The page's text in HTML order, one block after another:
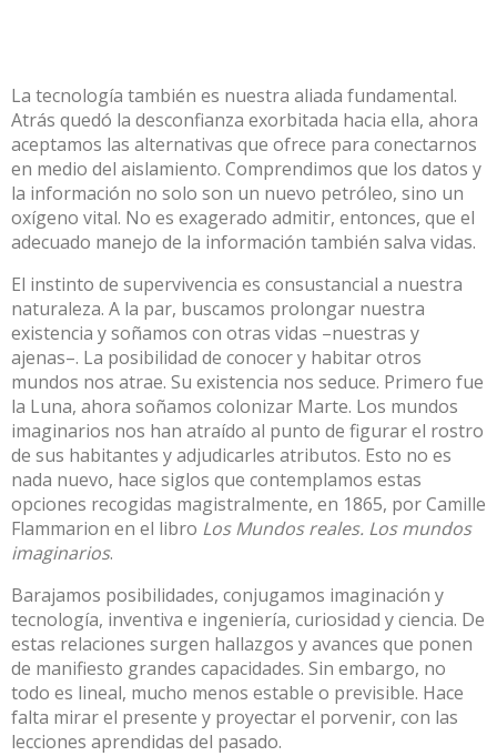
La tecnología también es nuestra aliada fundamental.
Atrás quedó la desconfianza exorbitada hacia ella, ahora
aceptamos las alternativas que ofrece para conectarnos
en medio del aislamiento. Comprendimos que los datos y
la información no solo son un nuevo petróleo, sino un
oxígeno vital. No es exagerado admitir, entonces, que el
adecuado manejo de la información también salva vidas.
El instinto de supervivencia es consustancial a nuestra
naturaleza. A la par, buscamos prolongar nuestra
existencia y soñamos con otras vidas –nuestras y
ajenas–. La posibilidad de conocer y habitar otros
mundos nos atrae. Su existencia nos seduce. Primero fue
la Luna, ahora soñamos colonizar Marte. Los mundos
imaginarios nos han atraído al punto de figurar el rostro
de sus habitantes y adjudicarles atributos. Esto no es
nada nuevo, hace siglos que contemplamos estas
opciones recogidas magistralmente, en 1865, por Camille
Flammarion en el libro Los Mundos reales. Los mundos
imaginarios.
Barajamos posibilidades, conjugamos imaginación y
tecnología, inventiva e ingeniería, curiosidad y ciencia. De
estas relaciones surgen hallazgos y avances que ponen
de manifiesto grandes capacidades. Sin embargo, no
todo es lineal, mucho menos estable o previsible. Hace
falta mirar el presente y proyectar el porvenir, con las
lecciones aprendidas del pasado.